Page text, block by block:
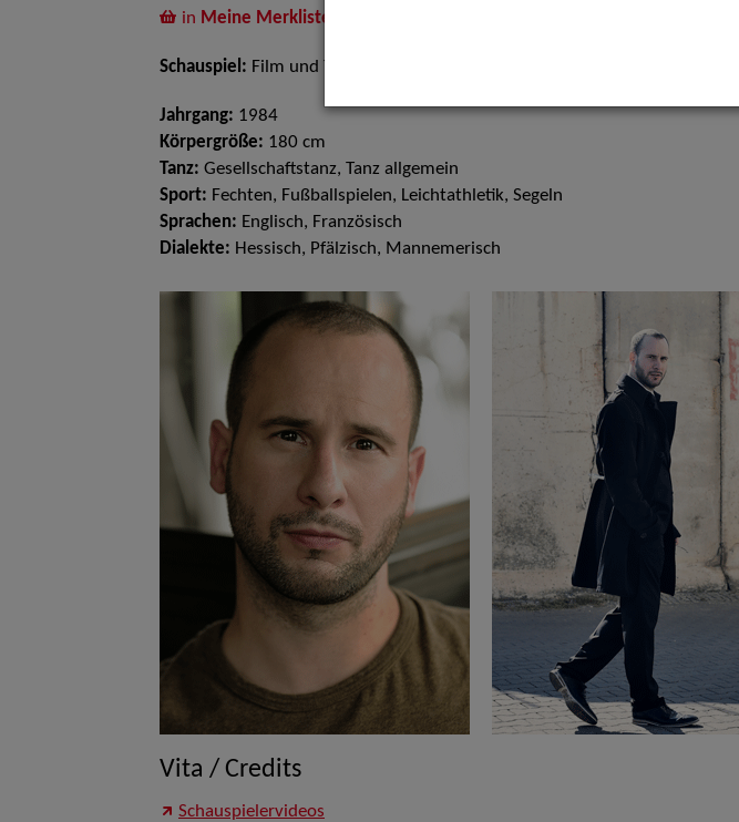
in Meine Merkliste
Schauspiel: Film und TV
Jahrgang: 1984
Körpergröße: 180 cm
Tanz: Gesellschaftstanz, Tanz allgemein
Sport: Fechten, Fußballspielen, Leichtathletik, Segeln
Sprachen: Englisch, Französisch
Dialekte: Hessisch, Pfälzisch, Mannemerisch
Vita / Credits
Schauspielervideos